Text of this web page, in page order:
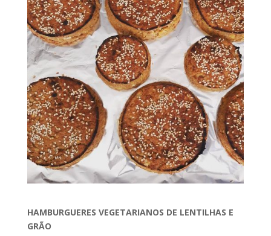
HAMBURGUERES VEGETARIANOS DE LENTILHAS E
GRÃO